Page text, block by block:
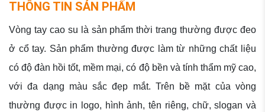
THÔNG TIN SẢN PHẨM
Vòng tay cao su là sản phẩm thời trang thường được đeo
ở cổ tay. Sản phẩm thường được làm từ những chất liệu
có độ đàn hồi tốt, mềm mại, có độ bền và tính thẩm mỹ cao,
với đa dạng màu sắc đẹp mắt. Trên bề mặt của vòng
thường được in logo, hình ảnh, tên riêng, chữ, slogan và